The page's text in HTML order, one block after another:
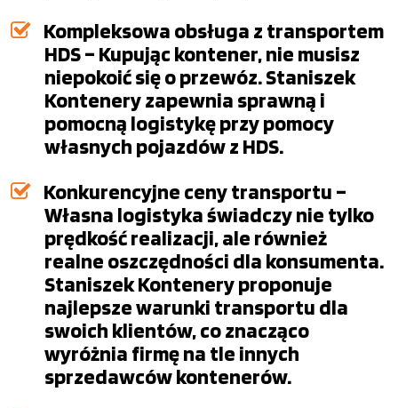
Kompleksowa obsługa z transportem
HDS – Kupując kontener, nie musisz
niepokoić się o przewóz. Staniszek
Kontenery zapewnia sprawną i
pomocną logistykę przy pomocy
własnych pojazdów z HDS.
Konkurencyjne ceny transportu –
Własna logistyka świadczy nie tylko
prędkość realizacji, ale również
realne oszczędności dla konsumenta.
Staniszek Kontenery proponuje
najlepsze warunki transportu dla
swoich klientów, co znacząco
wyróżnia firmę na tle innych
sprzedawców kontenerów.